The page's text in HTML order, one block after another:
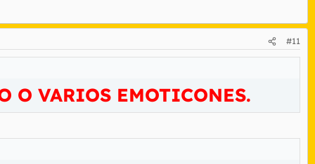
#11
O VARIOS EMOTICONES.